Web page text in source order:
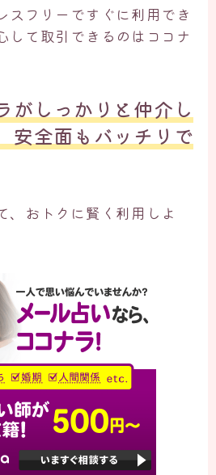
スフリーですぐに利用でき
して取引できるのはココナ
がしっかりと仲介し
安全面もバッチリで
、おトクに賢く利用しよ